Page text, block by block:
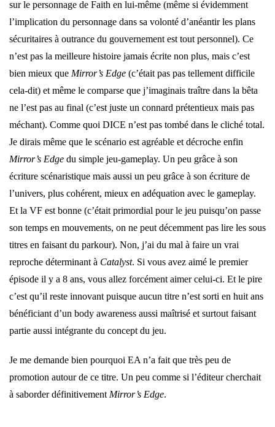
sur le personnage de Faith en lui-même (même si évidemment
l’implication du personnage dans sa volonté d’anéantir les plans
sécuritaires à outrance du gouvernement est tout personnel). Ce
n’est pas la meilleure histoire jamais écrite non plus, mais c’est
bien mieux que Mirror’s Edge (c’était pas pas tellement difficile
cela-dit) et même le comparse que j’imaginais traître dans la bêta
ne l’est pas au final (c’est juste un connard prétentieux mais pas
méchant). Comme quoi DICE n’est pas tombé dans le cliché total.
Je dirais même que le scénario est agréable et décroche enfin
Mirror’s Edge du simple jeu-gameplay. Un peu grâce à son
écriture scénaristique mais aussi un peu grâce à son écriture de
l’univers, plus cohérent, mieux en adéquation avec le gameplay.
Et la VF est bonne (c’était primordial pour le jeu puisqu’on passe
son temps en mouvements, on ne peut décemment pas lire les sous
titres en faisant du parkour). Non, j’ai du mal à faire un vrai
reproche déterminant à Catalyst. Si vous avez aimé le premier
épisode il y a 8 ans, vous allez forcément aimer celui-ci. Et le pire
c’est qu’il reste innovant puisque aucun titre n’est sorti en huit ans
bénéficiant d’un body awareness aussi maîtrisé et surtout faisant
partie aussi intégrante du concept du jeu.
Je me demande bien pourquoi EA n’a fait que très peu de
promotion autour de ce titre. Un peu comme si l’éditeur cherchait
à saborder définitivement Mirror’s Edge.